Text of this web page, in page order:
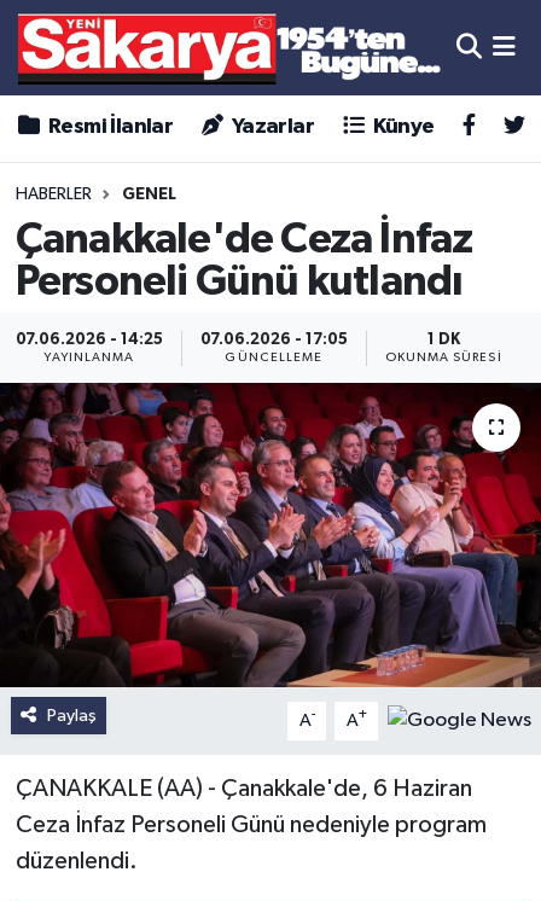
Resmi İlanlar Yazarlar Künye
HABERLER GENEL
Çanakkale'de Ceza İnfaz
Personeli Günü kutlandı
07.06.2026 - 14:25
YAYINLANMA
07.06.2026 - 17:05
GÜNCELLEME
1 DK
OKUNMA SÜRESI
Paylaş A- A+
ÇANAKKALE (AA) - Çanakkale'de, 6 Haziran
Ceza İnfaz Personeli Günü nedeniyle program
düzenlendi.